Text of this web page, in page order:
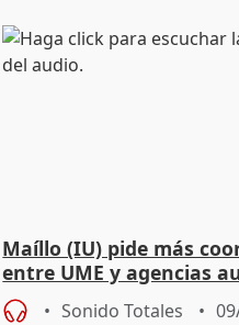
Maíllo (IU) pide más
entre UME y agencias
Sonido Totales